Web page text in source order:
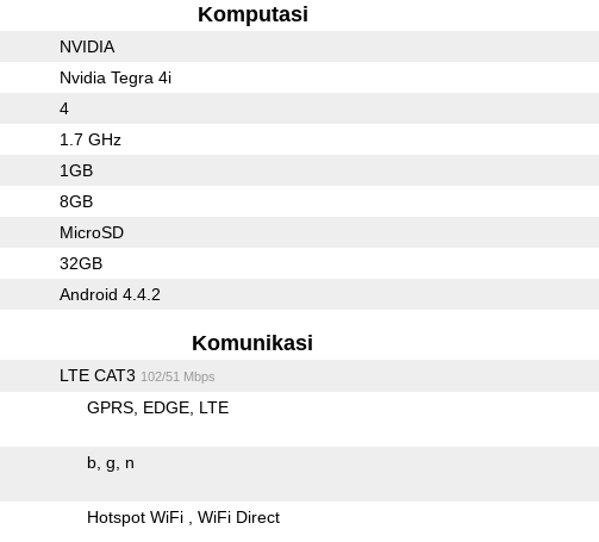
Komputasi
NVIDIA
Nvidia Tegra 4i
4
1.7 GHz
1GB
8GB
MicroSD
32GB
Android 4.4.2
Komunikasi
LTE CAT3 102/51 Mbps
GPRS EDGE LTE
b g n
Hotspot WiFi WiFi Direct